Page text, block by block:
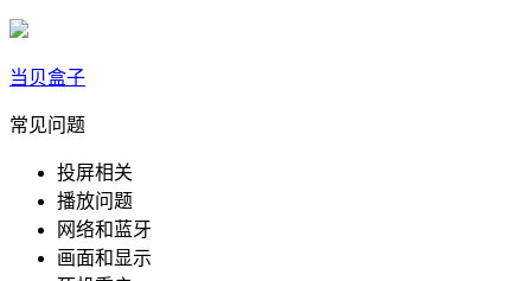
当贝盒子
常见问题
投屏相关
播放问题
网络和蓝牙
画面和显示